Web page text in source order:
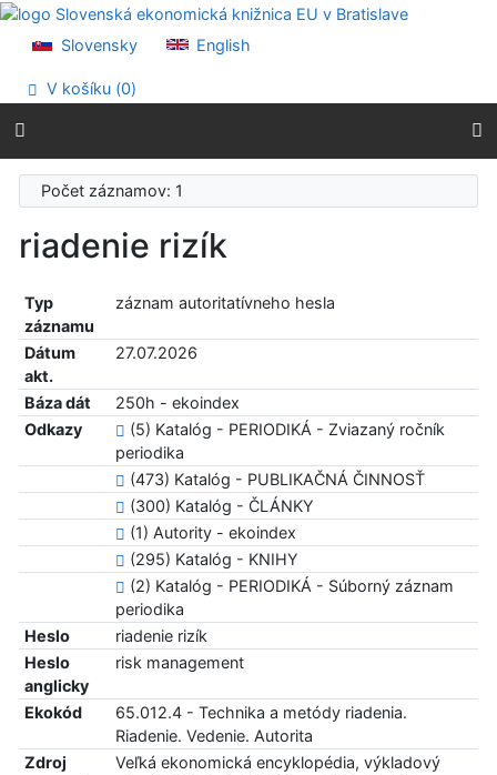
Prejsť na obsah
Prehlásenie o webovej prístupnosti
Slovensky English
V košíku (0)
Počet záznamov: 1
riadenie rizík
Typ
záznamu
záznam autoritatívneho hesla
Dátum
akt.
27.07.2026
Báza dát
250h - ekoindex
Odkazy
(5) Katalóg - PERIODIKÁ - Zviazaný ročník
periodika
(473) Katalóg - PUBLIKAČNÁ ČINNOSŤ
(300) Katalóg - ČLÁNKY
(1) Autority - ekoindex
(295) Katalóg - KNIHY
(2) Katalóg - PERIODIKÁ - Súborný záznam
periodika
Heslo
riadenie rizík
Heslo
anglicky
risk management
Ekokód
65.012.4 - Technika a metódy riadenia.
Riadenie. Vedenie. Autorita
Zdroj
Veľká ekonomická encyklopédia, výkladový